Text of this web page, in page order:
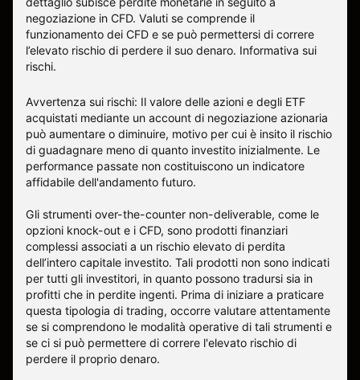
negoziazione in CFD. Valuti se comprende il
funzionamento dei CFD e se può permettersi di correre
l’elevato rischio di perdere il suo denaro. Informativa sui
rischi.
Avvertenza sui rischi: Il valore delle azioni e degli ETF
acquistati mediante un account di negoziazione azionaria
può aumentare o diminuire, motivo per cui è insito il rischio
di guadagnare meno di quanto investito inizialmente. Le
performance passate non costituiscono un indicatore
affidabile dell'andamento futuro.
Gli strumenti over-the-counter non-deliverable, come le
opzioni knock-out e i CFD, sono prodotti finanziari
complessi associati a un rischio elevato di perdita
dell’intero capitale investito. Tali prodotti non sono indicati
per tutti gli investitori, in quanto possono tradursi sia in
profitti che in perdite ingenti. Prima di iniziare a praticare
questa tipologia di trading, occorre valutare attentamente
se si comprendono le modalità operative di tali strumenti e
se ci si può permettere di correre l'elevato rischio di
perdere il proprio denaro.